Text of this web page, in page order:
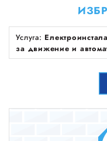
Услуга:
за движение и